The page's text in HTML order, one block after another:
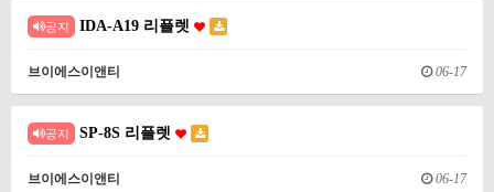
공지 IDA-A19 리플렛
브이에스이앤티 06-17
공지 SP-8S 리플렛
브이에스이앤티 06-17